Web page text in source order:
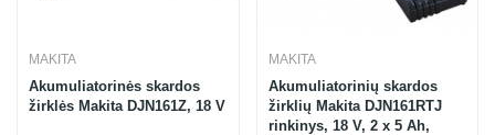
MAKITA
Akumuliatorinės skardos
žirklės Makita DJN161Z, 18 V
MAKITA
Akumuliatorinių skardos
žirklių Makita DJN161RTJ
rinkinys, 18 V, 2 x 5 Ah,